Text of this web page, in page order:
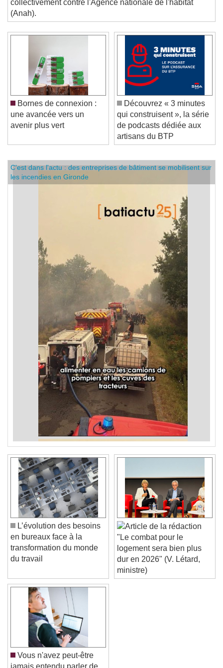
collectivement contre l'Agence nationale de l'habitat
(Anah).
Bornes de connexion :
une avancée vers un
Découvrez « 3 minutes
qui construisent », la série
de podcasts dédiée aux
artisans du BTP
C'est dans l'actu : des entreprises de bâtiment se mobilisent sur
les incendies en Gironde
L’évolution des besoins
en bureaux face à la
transformation du monde
"Le combat pour le
logement sera bien plus
dur en 2026" (V. Létard,
ministre)
Vous n'avez peut-être